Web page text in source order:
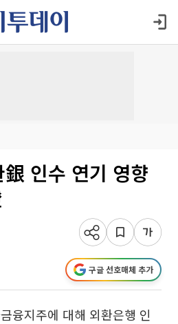
인수 연기 영향
구글 선호매체 추가
융지주에 대해 외환은행 인